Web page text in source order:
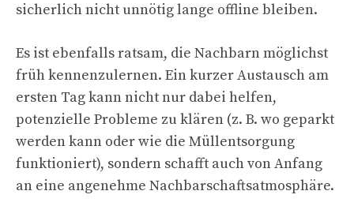
sicherlich nicht unnötig lange offline bleiben.
Es ist ebenfalls ratsam, die Nachbarn möglichst
früh kennenzulernen. Ein kurzer Austausch am
ersten Tag kann nicht nur dabei helfen,
potenzielle Probleme zu klären (z. B. wo geparkt
werden kann oder wie die Müllentsorgung
funktioniert), sondern schafft auch von Anfang
an eine angenehme Nachbarschaftsatmosphäre.